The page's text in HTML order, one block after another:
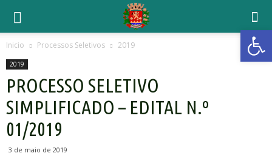
Inicio Processos Seletivos 2019
2019
PROCESSO SELETIVO
SIMPLIFICADO – EDITAL N.º
01/2019
3 de maio de 2019